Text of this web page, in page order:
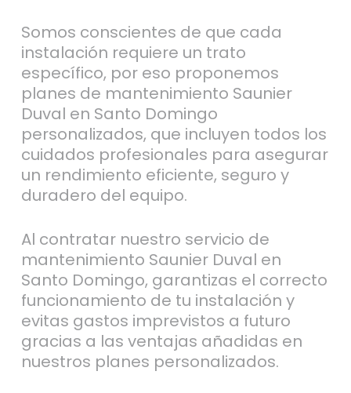
Somos conscientes de que cada
instalación requiere un trato
específico, por eso proponemos
planes de mantenimiento Saunier
Duval en Santo Domingo
personalizados, que incluyen todos los
cuidados profesionales para asegurar
un rendimiento eficiente, seguro y
duradero del equipo.
Al contratar nuestro servicio de
mantenimiento Saunier Duval en
Santo Domingo, garantizas el correcto
funcionamiento de tu instalación y
evitas gastos imprevistos a futuro
gracias a las ventajas añadidas en
nuestros planes personalizados.